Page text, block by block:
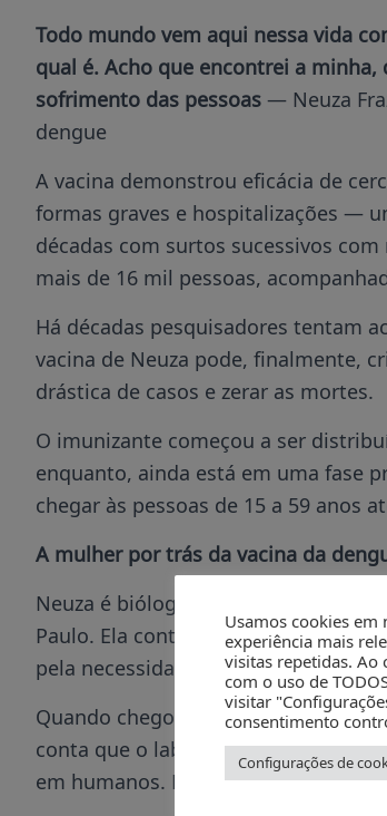
Todo mundo vem aqui nessa vida
qual é. Acho que encontrei a
sofrimento das pessoas — Neuza
dengue
A vacina demonstrou eficácia de
formas graves e hospitalizações —
décadas com surtos sucessivos
mais de 16 mil pessoas,
Há décadas pesquisadores tentam
vacina de Neuza pode, finalmente,
drástica de casos e zerar as mortes.
O imunizante começou a ser
enquanto, ainda está em uma fase
chegar às pessoas de 15 a 59 anos
A mulher por trás da vacina da
Neuza é bióloga por formação e
Paulo. Ela conta que escolheu a
pela necessidade de ajudar pessoas.
Quando chegou ao Butantan, em
conta que o laboratório ao lado do
em humanos. Para isso, eram
Usamos cookies em
experiência mais
visitas repetidas. Ao
com o uso de
visitar
consentimento
Configurações de